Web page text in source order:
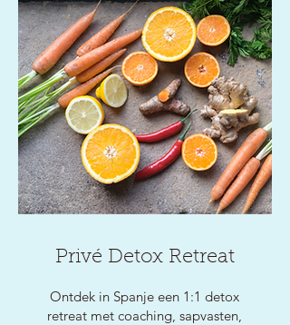
Privé Detox Retreat
Ontdek in Spanje een 1:1 detox
retreat met coaching, sapvasten,